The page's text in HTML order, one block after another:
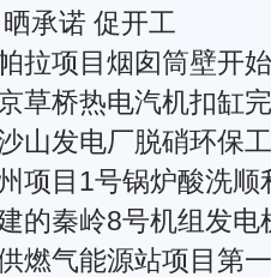
承诺 促开工
拉项目烟囱筒壁开
草桥热电汽机扣缸
山发电厂脱硝环保
项目1号锅炉酸洗顺
秦岭8号机组发电机定
能源站项目第一罐混